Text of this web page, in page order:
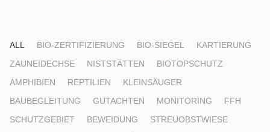
ALL BIO-ZERTIFIZIERUNG BIO-SIEGEL
KARTIERUNG
ZAUNEIDECHSE
NISTSTÄTTEN
BIOTOPSCHUTZ
AMPHIBIEN
REPTILIEN
KLEINSÄUGER
BAUBEGLEITUNG
GUTACHTEN MONITORING
FFH
SCHUTZGEBIET
BEWEIDUNG
STREUOBSTWIESE